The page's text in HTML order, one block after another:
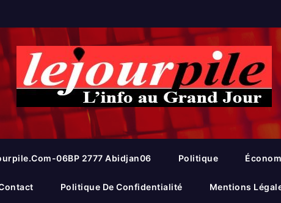
06BP 2777 Abidjan06 Politique
Politique De Confidentialité Mentions